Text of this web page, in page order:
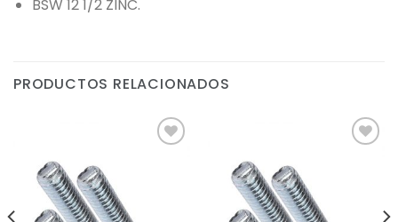
BSW 12 1/2 ZINC.
PRODUCTOS RELACIONADOS